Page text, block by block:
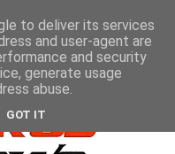
στην Ιερά Μονή Αγίου
to deliver its services
and user-agent are
and security
generate usage
abuse.
GOT IT